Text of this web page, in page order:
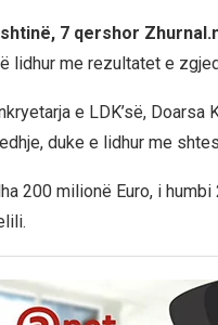
7 qershor
lidhur me rezultatet e
e LDK’së,
duke e lidhur me
200 milionë Euro, i